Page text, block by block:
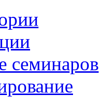
семинаров